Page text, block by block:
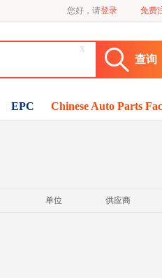
您好，请登录 免费
查询
x
EPC Chinese Auto Parts
单位 供应商